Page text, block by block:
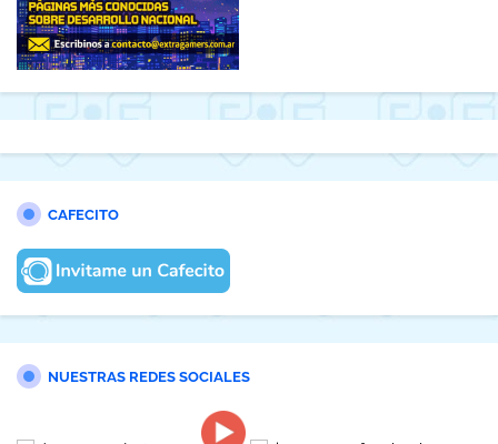
CAFECITO
NUESTRAS REDES SOCIALES